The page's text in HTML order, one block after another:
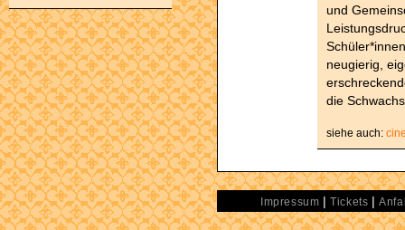
und
neugierig,
die
siehe auch:
Impressum |Tickets |